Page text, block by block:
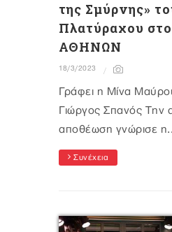
της Σμύρνης»
Πλατύραχου
ΑΘΗΝΩΝ
18/3/2023
Γράφει η Μίνα
Γιώργος Σπανός Tην
αποθέωση γνώρισε
Συνέχεια